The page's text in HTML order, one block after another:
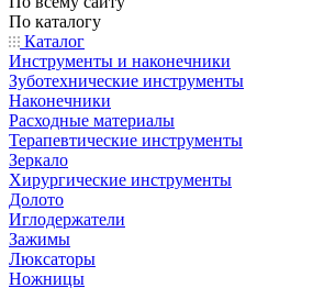
По каталогу
Каталог
Инструменты и наконечники
Зуботехнические инструменты
Наконечники
Расходные материалы
Терапевтические инструменты
Зеркало
Хирургические инструменты
Долото
Иглодержатели
Зажимы
Люксаторы
Ножницы